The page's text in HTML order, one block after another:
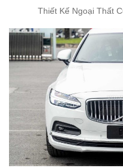
Thiết Kế Ngoại Thất